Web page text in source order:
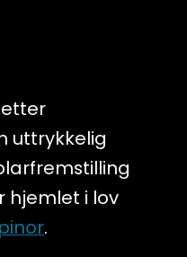
uttrykkelig
hjemlet i lov
.